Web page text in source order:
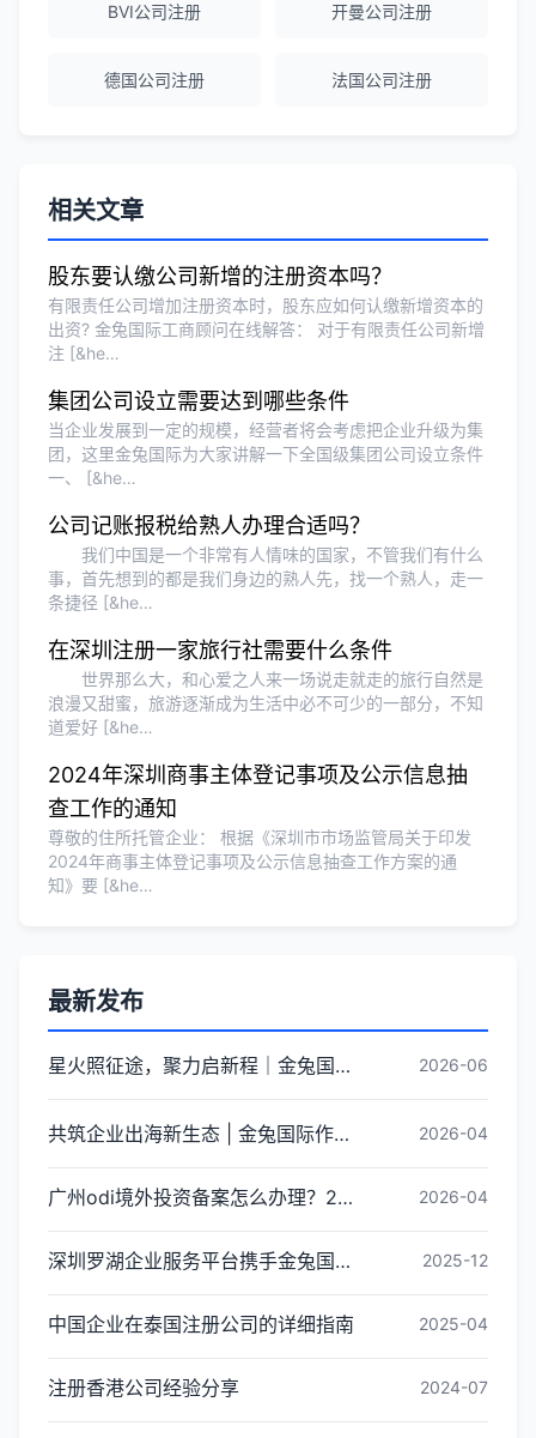
香港公司注册和审计服务专业高效，非常
BVI公司注册 开曼公司注册
德国公司注册 法国公司注册
相关文章
股东要认缴公司新增的注册资本吗？
有限责任公司增加注册资本时，股东应如何认缴新增资本的
出资? 金兔国际工商顾问在线解答： 对于有限责任公司新增
注 [&he…
集团公司设立需要达到哪些条件
当企业发展到一定的规模，经营者将会考虑把企业升级为集
团，这里金兔国际为大家讲解一下全国级集团公司设立条件
一、 [&he…
公司记账报税给熟人办理合适吗？
我们中国是一个非常有人情味的国家，不管我们有什么
事，首先想到的都是我们身边的熟人先，找一个熟人，走一
条捷径 [&he…
在深圳注册一家旅行社需要什么条件
世界那么大，和心爱之人来一场说走就走的旅行自然是
浪漫又甜蜜，旅游逐渐成为生活中必不可少的一部分，不知
道爱好 [&he…
2024年深圳商事主体登记事项及公示信息抽
查工作的通知
尊敬的住所托管企业： 根据《深圳市市场监管局关于印发
2024年商事主体登记事项及公示信息抽查工作方案的通
知》要 [&he…
最新发布
星火照征途，聚力启新程｜金兔国际井冈山红色研学团建圆满收官 2026-06
共筑企业出海新生态 | 金兔国际作为代表单位亮相宝安区出海服务中心揭牌仪式 2026-04
广州odi境外投资备案怎么办理？2026年最新流程详解 2026-04
深圳罗湖企业服务平台携手金兔国际ODI备案专家,共建跨境出海全链条服务新生态 2025-12
中国企业在泰国注册公司的详细指南 2025-04
注册香港公司经验分享 2024-07